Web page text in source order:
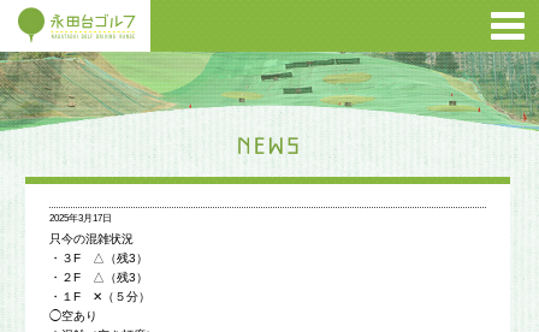
2025年3月17日
只今の混雑状況
・３F △（残3）
・２F △（残3）
・１F ✕（５分）
◯空あり